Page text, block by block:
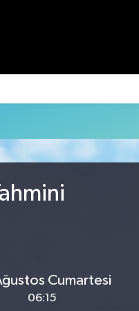
Cumartesi
06:15